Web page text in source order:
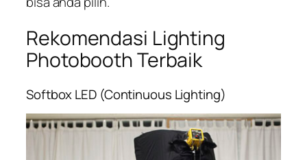
Rekomendasi Lighting
Photobooth Terbaik
Softbox LED (Continuous Lighting)